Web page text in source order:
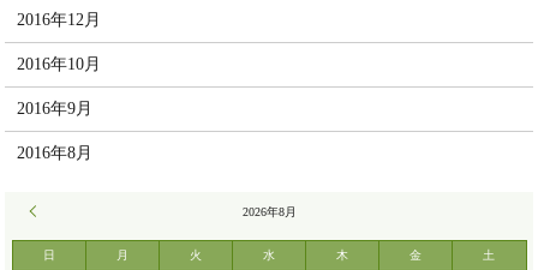
2016年12月
2016年10月
2016年9月
2016年8月
2026年8月
日 月 火 水 木 金 土